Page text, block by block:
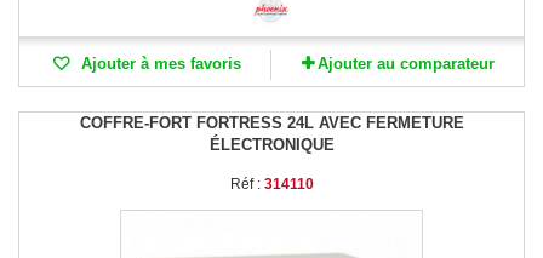
Ajouter à mes favoris Ajouter au comparateur
COFFRE-FORT FORTRESS 24L AVEC FERMETURE
ÉLECTRONIQUE
Réf : 314110